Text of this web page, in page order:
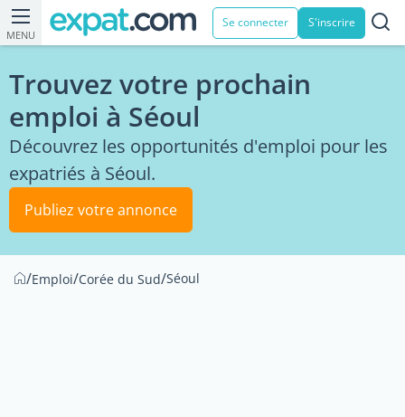
MENU
Se connecter S'inscrire
Trouvez votre prochain
emploi à Séoul
Découvrez les opportunités d'emploi pour les
expatriés à Séoul.
Publiez votre annonce
/Emploi/Corée du Sud/Séoul